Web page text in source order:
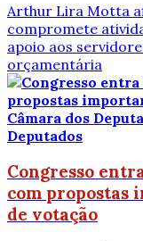
Arthur Lira Motta
compromete
apoio aos
orçamentária
Câmara dos
Deputados
Congresso
com propostas
de votação